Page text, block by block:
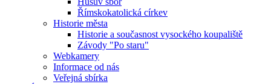
Římskokatolická církev
Historie města
Historie a současnost vysockého koupaliště
Závody "Po staru"
Webkamery
Informace od nás
Veřejná sbírka